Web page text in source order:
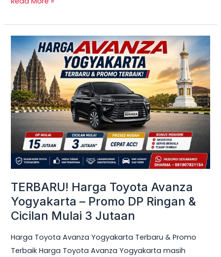
TERBARU! Harga Toyota Avanza
Yogyakarta – Promo DP Ringan &
Cicilan Mulai 3 Jutaan
Harga Toyota Avanza Yogyakarta Terbaru & Promo
Terbaik Harga Toyota Avanza Yogyakarta masih
TERBARU!
Harga
Toyota
Avanza
Yogyakarta
–
Promo
DP
Ringan
&
Mulai
3
Jutaan